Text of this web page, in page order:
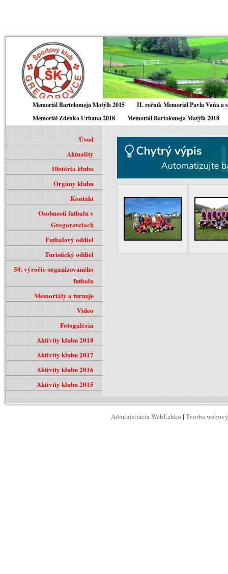
Memoriál Bartolomeja Motýľa 2015
II. ročník Memoriál Pavla Vaňa a
Memoriál Zdenka Urbana 2018
Memoriál Bartolomeja Matýľa 2018
Úvod
Aktuality
História klubu
Orgány klubu
Kontakt
Osobnosti futbalu v
Gregorovciach
Futbalový oddiel
Turistický oddiel
50. výročie organizovaného
futbalu
Memoriály a turnaje
Video
Fotogaléria
Aktivity klubu 2018
Aktivity klubu 2017
Aktivity klubu 2016
Aktivity klubu 2015
Administrácia WebĽahko | Tvorba